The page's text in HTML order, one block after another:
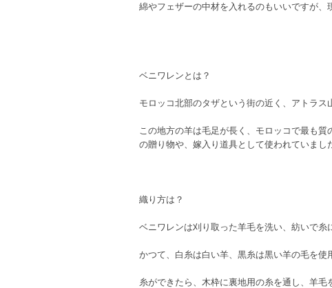
綿やフェザーの中材を入れるのもいいですが、
ベニワレンとは？
モロッコ北部のタザという街の近く、アトラス
この地方の羊は毛足が長く、モロッコで最も
の贈り物や、嫁入り道具として使われていまし
織り方は？
ベニワレンは刈り取った羊毛を洗い、紡いで糸
かつて、白糸は白い羊、黒糸は黒い羊の毛を使
糸ができたら、木枠に裏地用の糸を通し、羊毛